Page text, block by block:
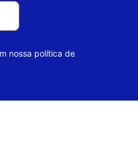
nossa política de